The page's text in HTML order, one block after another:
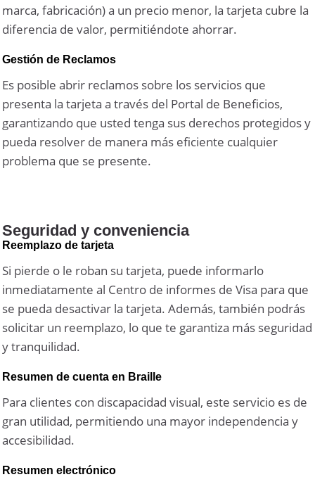
marca, fabricación) a un precio menor, la tarjeta cubre la
diferencia de valor, permitiéndote ahorrar.
Gestión de Reclamos
Es posible abrir reclamos sobre los servicios que
presenta la tarjeta a través del Portal de Beneficios,
garantizando que usted tenga sus derechos protegidos y
pueda resolver de manera más eficiente cualquier
problema que se presente.
Seguridad y conveniencia
Reemplazo de tarjeta
Si pierde o le roban su tarjeta, puede informarlo
inmediatamente al Centro de informes de Visa para que
se pueda desactivar la tarjeta. Además, también podrás
solicitar un reemplazo, lo que te garantiza más seguridad
y tranquilidad.
Resumen de cuenta en Braille
Para clientes con discapacidad visual, este servicio es de
gran utilidad, permitiendo una mayor independencia y
accesibilidad.
Resumen electrónico